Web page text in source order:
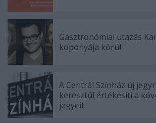
Gasztronómiai utazás
koponyája körül
A Centrál Színház új
keresztül értékesíti a
jegyeit